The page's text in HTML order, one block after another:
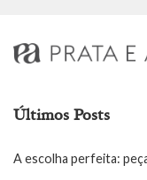
Últimos Posts
A escolha perfeita: